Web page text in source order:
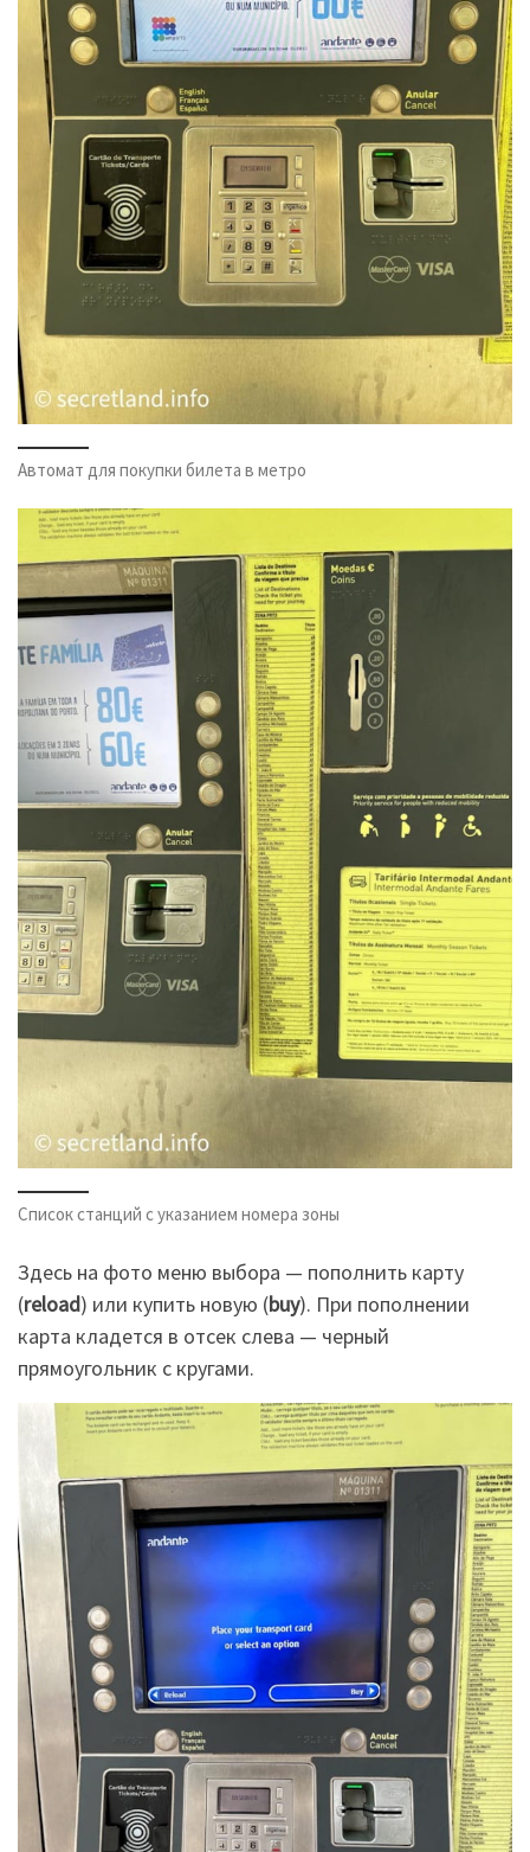
Автомат для покупки билета в метро
Список станций с указанием номера зоны
Здесь на фото меню выбора — пополнить карту
(reload) или купить новую (buy). При пополнении
карта кладется в отсек слева — черный
прямоугольник с кругами.